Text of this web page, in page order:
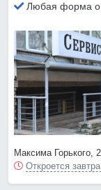
Любая форма
Максима Горького,
Откроется